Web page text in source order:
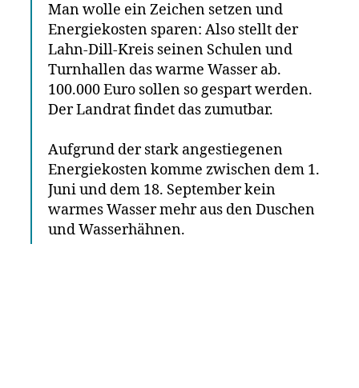
Man wolle ein Zeichen setzen und
Energiekosten sparen: Also stellt der
Lahn-Dill-Kreis seinen Schulen und
Turnhallen das warme Wasser ab.
100.000 Euro sollen so gespart werden.
Der Landrat findet das zumutbar.
Aufgrund der stark angestiegenen
Energiekosten komme zwischen dem 1.
Juni und dem 18. September kein
warmes Wasser mehr aus den Duschen
und Wasserhähnen.